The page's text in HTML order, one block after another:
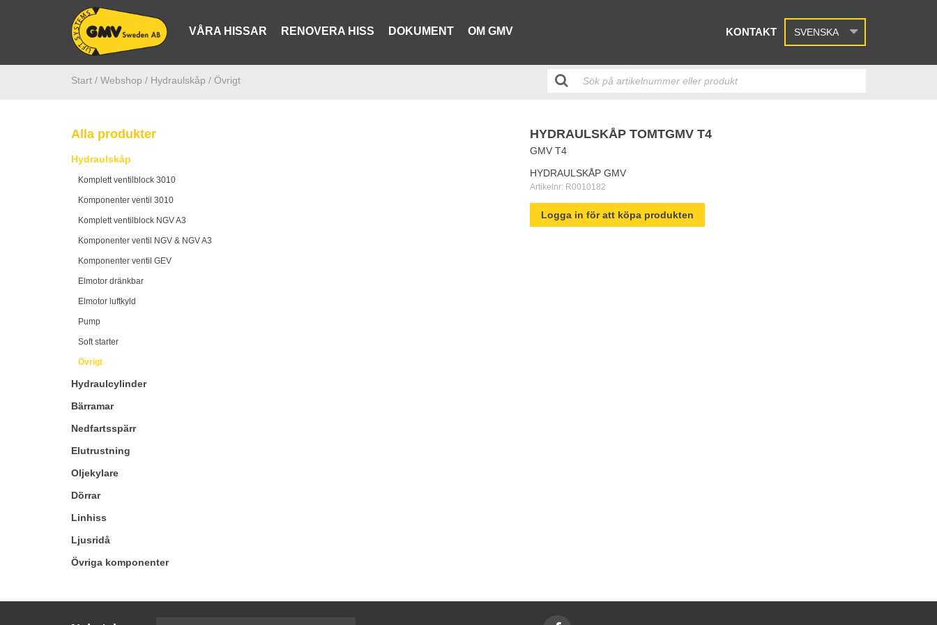
VÅRA HISSAR RENOVERA HISS DOKUMENT OM GMV KONTAKT SVENSKA
Start / Webshop / Hydraulskåp / Övrigt
Alla produkter
Hydraulskåp
Komplett ventilblock 3010
Komponenter ventil 3010
Komplett ventilblock NGV A3
Komponenter ventil NGV & NGV A3
Komponenter ventil GEV
Elmotor dränkbar
Elmotor luftkyld
Pump
Soft starter
Övrigt
Hydraulcylinder
Bärramar
Nedfartsspärr
Elutrustning
Oljekylare
Dörrar
Linhiss
Ljusridå
Övriga komponenter
HYDRAULSKÅP TOMTGMV T4
GMV T4
HYDRAULSKÅP GMV
Artikelnr: R0010182
Logga in för att köpa produkten